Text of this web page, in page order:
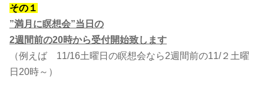
その１
”満月に瞑想会”当日の
2週間前の20時から受付開始致します
（例えば 11/16土曜日の瞑想会なら2週間前の11/２土曜
日20時～）